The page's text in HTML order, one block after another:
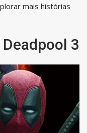
mais histórias
3